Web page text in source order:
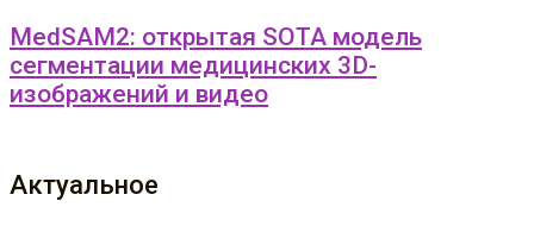
MedSAM2: открытая SOTA модель
сегментации медицинских 3D-
изображений и видео
Актуальное